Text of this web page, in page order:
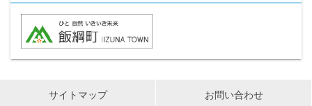
サイトマップ お問い合わせ